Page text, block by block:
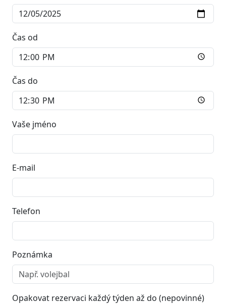
Čas od
Čas do
Vaše jméno
E-mail
Telefon
Poznámka
Opakovat rezervaci každý týden až do (nepovinné)